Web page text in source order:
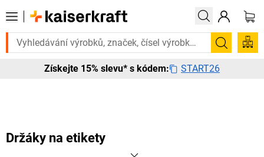
Potřebujete to urgentně? Vybrané bestsellery doručíme do
Hledání
Získejte 15% slevu* s kódem: START26
Držáky na etikety